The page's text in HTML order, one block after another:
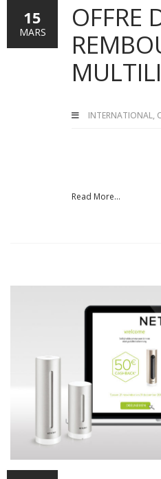
OFFRE
INTERNATIONAL,
Read More...
15
MARS